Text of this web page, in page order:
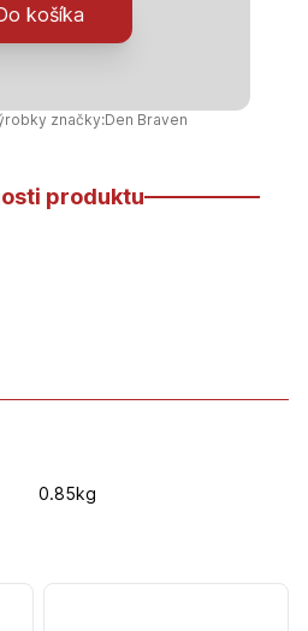
košíka
značky:Den Braven
produktu
0.85kg